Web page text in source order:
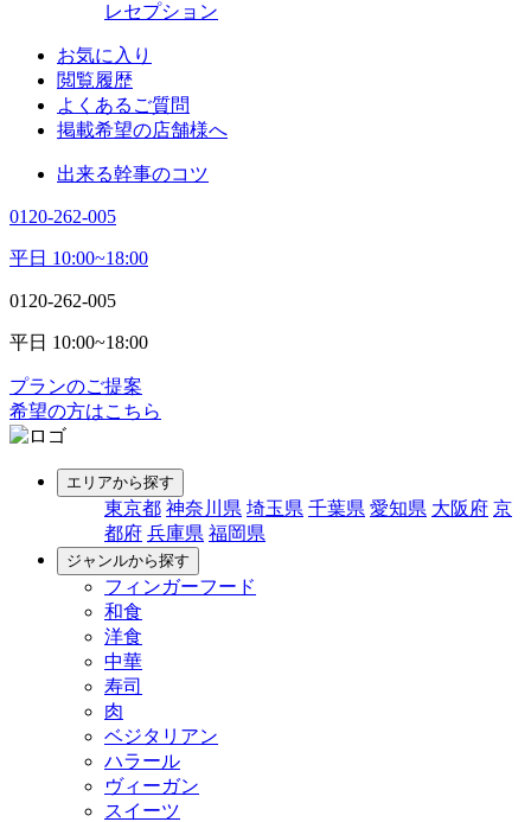
レセプション
お気に入り
閲覧履歴
よくあるご質問
掲載希望の店舗様へ
出来る幹事のコツ
0120-262-005
平日 10:00~18:00
0120-262-005
平日 10:00~18:00
プランのご提案
希望の方はこちら
エリアから探す
東京都 神奈川県 埼玉県 千葉県 愛知県 大阪府 京
都府 兵庫県 福岡県
ジャンルから探す
フィンガーフード
和食
洋食
中華
寿司
肉
ベジタリアン
ハラール
ヴィーガン
スイーツ